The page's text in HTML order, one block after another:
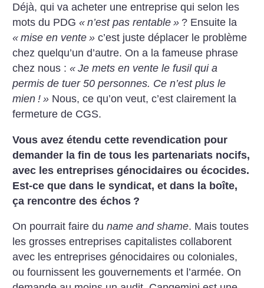
Déjà, qui va acheter une entreprise qui selon les
mots du PDG« n’est pas rentable » ? Ensuite la
« mise en vente » c’est juste déplacer le problème
chez quelqu’un d’autre. On a la fameuse phrase
chez nous :« Je mets en vente le fusil qui a
permis de tuer 50 personnes. Ce n’est plus le
mien ! » Nous, ce qu’on veut, c’est clairement la
fermeture de CGS.
Vous avez étendu cette revendication pour
demander la fin de tous les partenariats nocifs,
avec les entreprises génocidaires ou écocides.
Est-ce que dans le syndicat, et dans la boîte,
ça rencontre des échos ?
On pourrait faire duname and shame. Mais toutes
les grosses entreprises capitalistes collaborent
avec les entreprises génocidaires ou coloniales,
ou fournissent les gouvernements et l’armée. On